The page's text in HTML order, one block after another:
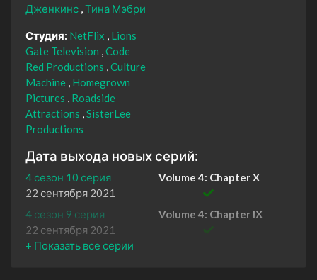
Дженкинс Тина Мэбри
Студия: NetFlix
Lions
Gate Television Code
Red Productions Culture
Machine Homegrown
Pictures
Roadside
Attractions SisterLee
Productions
Дата выхода новых серий:
4 сезон 10 серия
Volume 4: Chapter X
22 сентября 2021
4 сезон 9 серия
Volume 4: Chapter IX
22 сентября 2021
4 сезон 8 серия